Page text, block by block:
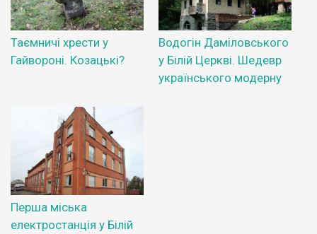
Таємничі хрести у
Гайвороні. Козацькі?
Водогін Даміловського
у Білій Церкві. Шедевр
українського модерну
Перша міська
електростанція у Білій